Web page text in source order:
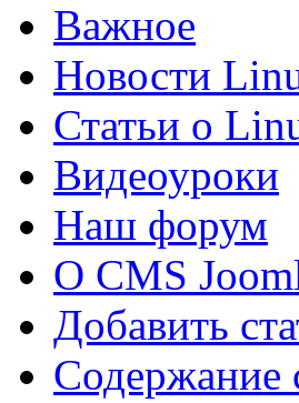
Важное
Новости
Статьи о
Видеоуроки
Наш форум
О CMS
Добавить
Содержание